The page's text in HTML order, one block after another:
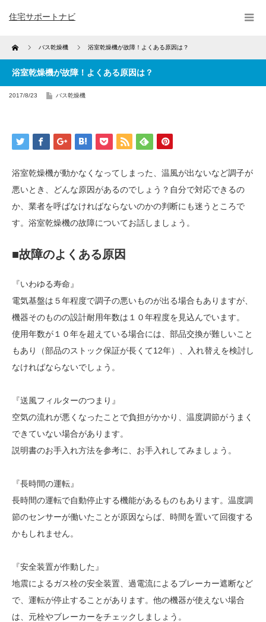
住宅サポートナビ
Home バス乾燥機 浴室乾燥機が故障！よくある原因は？
浴室乾燥機が故障！よくある原因は？
2017/8/23 バス乾燥機
浴室乾燥機が動かなくなってしまった、温風が出ないなど調子が
悪いとき、どんな原因があるのでしょう？自分で対応できるの
か、業者を呼ばなければならないのかの判断にも迷うところで
す。浴室乾燥機の故障についてお話しましょう。
■故障のよくある原因
『いわゆる寿命』
電気基盤は５年程度で調子の悪いものが出る場合もありますが、
機器そのものの設計耐用年数は１０年程度を見込んでいます。
使用年数が１０年を超えている場合には、部品交換が難しいこと
もあり（部品のストック保証が長くて12年）、入れ替えを検討し
なければならないでしょう。
『送風フィルターのつまり』
空気の流れが悪くなったことで負担がかかり、温度調節がうまく
できていない場合があります。
説明書のお手入れ方法を参考に、お手入れしてみましょう。
『長時間の運転』
長時間の運転で自動停止する機能があるものもあります。温度調
節のセンサーが働いたことが原因ならば、時間を置いて回復する
かもしれません。
『安全装置が作動した』
地震によるガス栓の安全装置、過電流によるブレーカー遮断など
で、運転が停止することがあります。他の機器が使えない場合
は、元栓やブレーカーをチェックしましょう。